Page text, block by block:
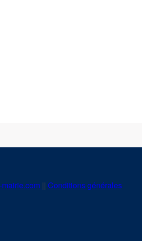
mairie.com || Conditions générales